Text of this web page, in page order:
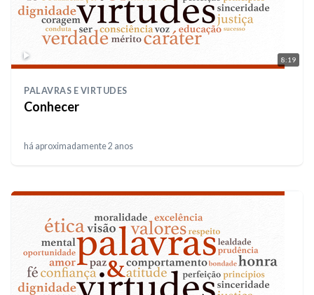
8:19
PALAVRAS E VIRTUDES
Conhecer
há aproximadamente 2 anos